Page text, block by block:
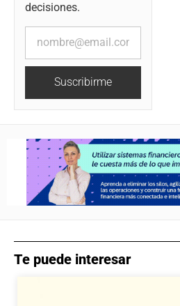
decisiones.
Suscribirme
Te puede interesar